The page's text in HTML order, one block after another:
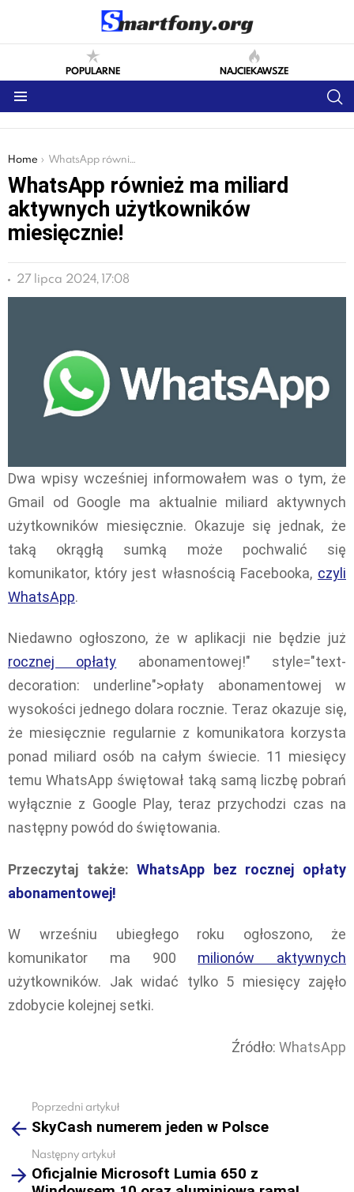
POPULARNE NAJCIEKAWSZE
You are here:
Home WhatsApp również ma miliard aktywnych użytkowników miesięcznie!
WhatsApp również ma miliard
aktywnych użytkowników
miesięcznie!
27 lipca 2024, 17:08
Dwa wpisy wcześniej informowałem was o tym, że
Gmail od Google ma aktualnie miliard aktywnych
użytkowników miesięcznie. Okazuje się jednak, że
taką okrągłą sumką może pochwalić się
komunikator, który jest własnością Facebooka, czyli
WhatsApp.
Niedawno ogłoszono, że w aplikacji nie będzie już
rocznej opłaty abonamentowej!" style="text-
decoration: underline">opłaty abonamentowej w
wysokości jednego dolara rocznie. Teraz okazuje się,
że miesięcznie regularnie z komunikatora korzysta
ponad miliard osób na całym świecie. 11 miesięcy
temu WhatsApp świętował taką samą liczbę pobrań
wyłącznie z Google Play, teraz przychodzi czas na
następny powód do świętowania.
Przeczytaj także:WhatsApp bez rocznej opłaty
abonamentowej!
W wrześniu ubiegłego roku ogłoszono, że
komunikator ma 900 milionów aktywnych
użytkowników. Jak widać tylko 5 miesięcy zajęło
zdobycie kolejnej setki.
Źródło: WhatsApp
more
Poprzedni artykuł
SkyCash numerem jeden w Polsce
Następny artykuł
Oficjalnie Microsoft Lumia 650 z